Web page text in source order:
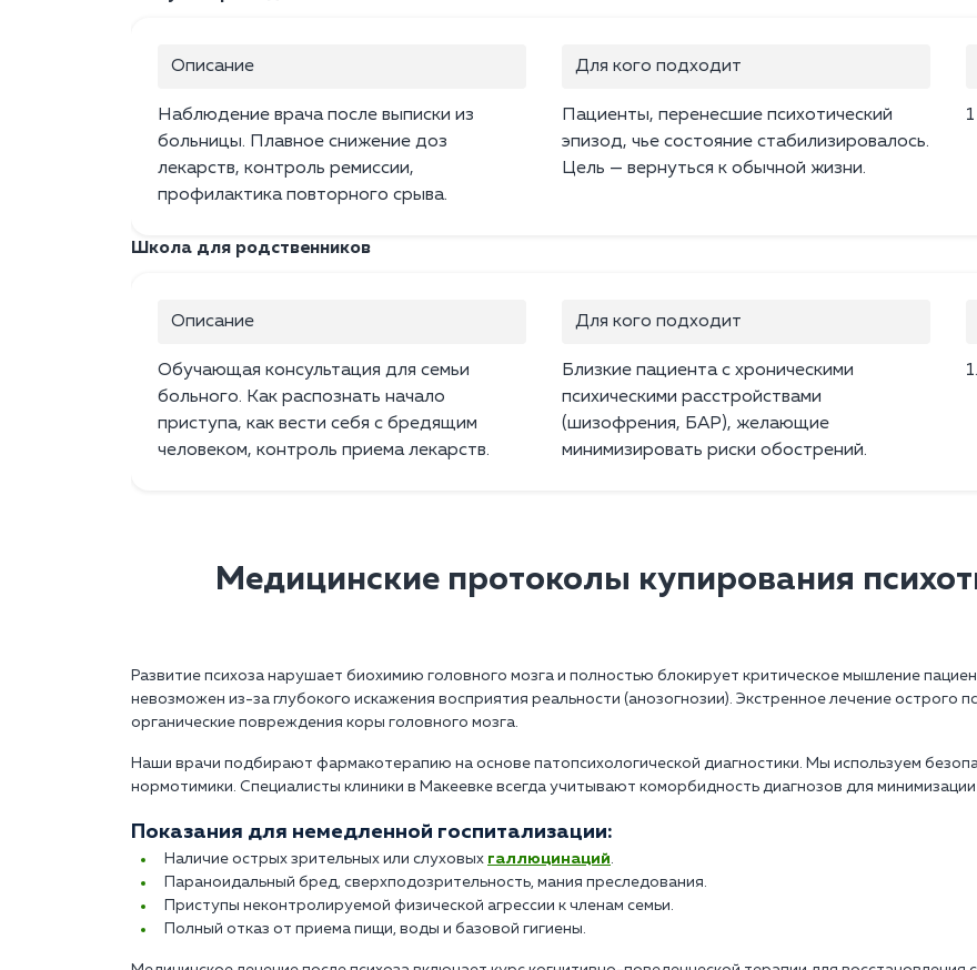
Описание
Наблюдение врача после выписки из
больницы. Плавное снижение доз
лекарств, контроль ремиссии,
профилактика повторного срыва.
Для кого подходит
Пациенты, перенесшие психотический
эпизод, чье состояние стабилизировалось.
Цель — вернуться к обычной жизни.
Школа для родственников
Описание
Обучающая консультация для семьи
больного. Как распознать начало
приступа, как вести себя с бредящим
человеком, контроль приема лекарств.
Для кого подходит
Близкие пациента с хроническими
психическими расстройствами
(шизофрения, БАР), желающие
минимизировать риски обострений.
Медицинские протоколы купирования
Развитие психоза нарушает биохимию головного мозга и полностью блокирует критическое мышление
невозможен из-за глубокого искажения восприятия реальности (анозогнозии). Экстренное лечение острого
органические повреждения коры головного мозга.
Наши врачи подбирают фармакотерапию на основе патопсихологической диагностики. Мы используем
нормотимики. Специалисты клиники в Макеевке всегда учитывают коморбидность диагнозов для
Показания для немедленной госпитализации:
Наличие острых зрительных или слуховых галлюцинаций.
Параноидальный бред, сверхподозрительность, мания преследования.
Приступы неконтролируемой физической агрессии к членам семьи.
Полный отказ от приема пищи, воды и базовой гигиены.